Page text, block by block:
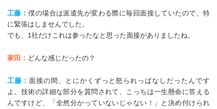
工藤：僕の場合は派遣先が変わる際に毎回面接していたので、特
に緊張はしませんでした。
でも、1社だけこれは参ったなと思った面接がありましたね。
家田： どんな感じだったの？
工藤： 面接の間、とにかくずっと怒られっぱなしだったんです
よ。技術の詳細な部分を質問されて、こっちは一生懸命に答える
んですけど、「全然分かっていないじゃない！」と決め付けられ